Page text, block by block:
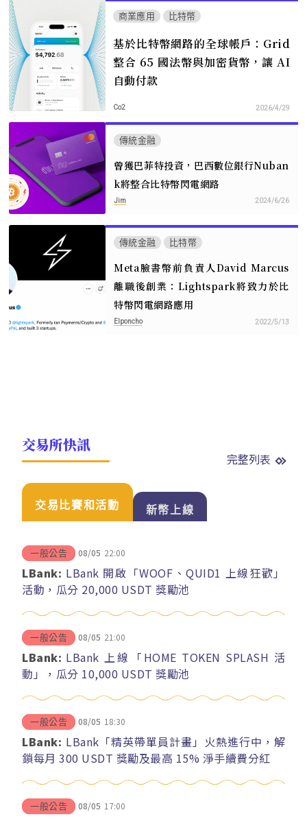
商業應用 比特幣
基於比特幣網路的全球帳戶：Grid
整合 65 國法幣與加密貨幣，讓 AI
自動付款
Co2 2026/4/29
傳統金融
曾獲巴菲特投資，巴西數位銀行Nuban
k將整合比特幣閃電網路
Jim 2024/6/26
傳統金融 比特幣
Meta臉書幣前負責人David Marcus
離職後創業：Lightspark將致力於比
特幣閃電網路應用
Elponcho 2022/5/13
交易所快訊
完整列表
交易比賽和活動 新幣上線
一般公告 08/05 22:00
LBank: LBank 開啟「WOOF、QUID1 上線狂歡」
活動，瓜分 20,000 USDT 獎勵池
一般公告 08/05 21:00
LBank: LBank 上線「HOME TOKEN SPLASH 活
動」，瓜分 10,000 USDT 獎勵池
一般公告 08/05 18:30
LBank: LBank「精英帶單員計畫」火熱進行中，解
鎖每月 300 USDT 獎勵及最高 15% 淨手續費分紅
一般公告 08/05 17:00